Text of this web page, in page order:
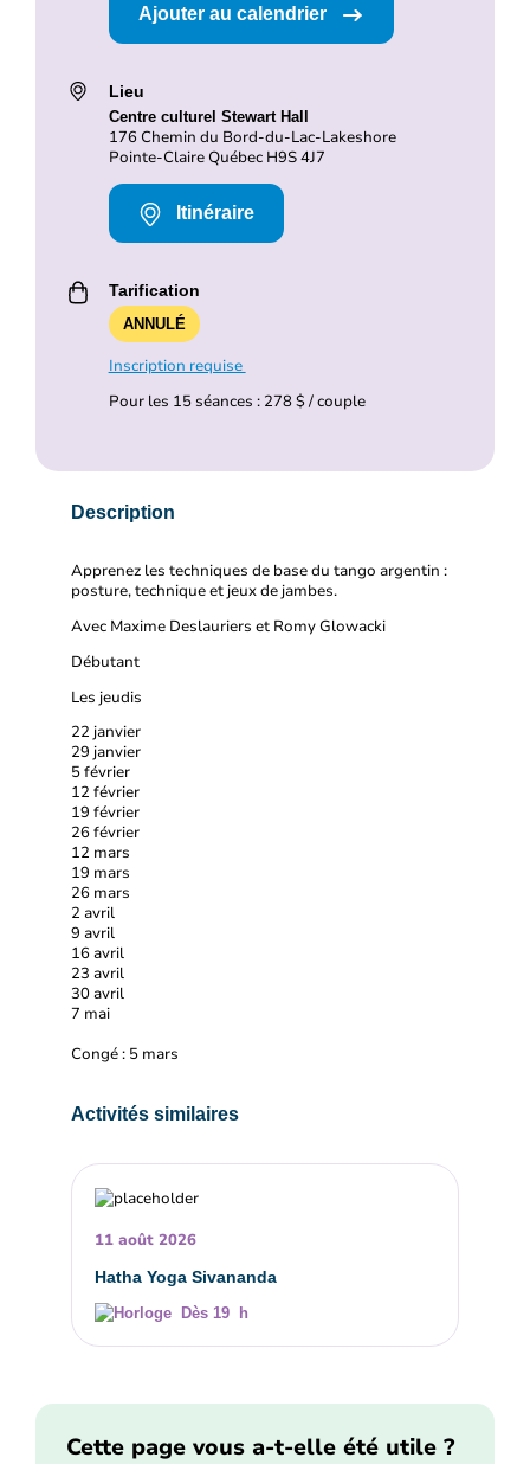
Ajouter au calendrier
Lieu
Centre culturel Stewart Hall
176 Chemin du Bord-du-Lac-Lakeshore
Pointe-Claire Québec H9S 4J7
Itinéraire
Tarification
ANNULÉ
Inscription requise
Pour les 15 séances : 278 $ / couple
Description
Apprenez les techniques de base du tango argentin :
posture, technique et jeux de jambes.
Avec Maxime Deslauriers et Romy Glowacki
Débutant
Les jeudis
22 janvier
29 janvier
5 février
12 février
19 février
26 février
12 mars
19 mars
26 mars
2 avril
9 avril
16 avril
23 avril
30 avril
7 mai
Congé : 5 mars
Activités similaires
11 août 2026
Hatha Yoga Sivananda
Dès 19 h
Cette page vous a-t-elle été utile ?